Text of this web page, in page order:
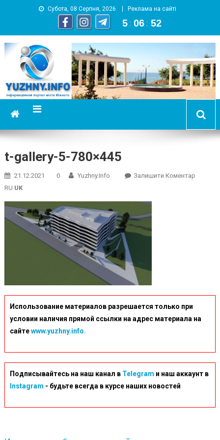
Субота, 08 Серпня, 2026 Реклама на сайті
5 : 06 : 53
YUZHNY.INFO
информационный портал города Южный
t-gallery-5-780×445
21.12.2021 0 Yuzhny.info Залишити КоментарOn
RU UK
Использование материалов разрешается только при
условии наличия прямой ссылки на адрес материала на
сайтеwww.yuzhny.info.
Подписывайтесь на наш канал в Telegram и наш аккаунт в
Instagram - будьте всегда в курсе наших новостей